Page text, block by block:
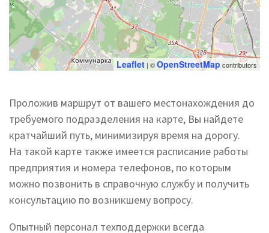
Leaflet | ©OpenStreetMap contributors
Проложив маршрут от вашего местонахождения до
требуемого подразделения на карте, Вы найдете
кратчайший путь, минимизируя время на дорогу.
На такой карте также имеется расписание работы
предприятия и номера телефонов, по которым
можно позвонить в справочную службу и получить
консультацию по возникшему вопросу.
Опытный персонал техподдержки всегда